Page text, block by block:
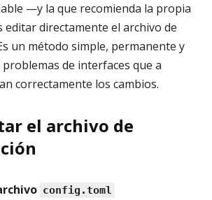
—y la que recomienda la propia
directamente el archivo de
un método simple, permanente y
de interfaces que a
correctamente los cambios.
el archivo de
config.toml